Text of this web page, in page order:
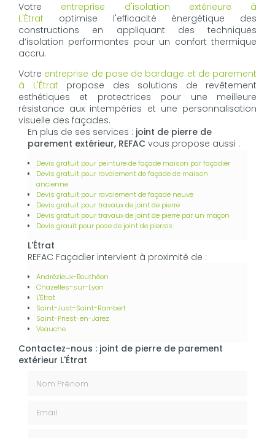
Votre entreprise d'isolation extérieure à
L'Étrat optimise l'efficacité énergétique des
constructions en appliquant des techniques
d’isolation performantes pour un confort thermique
accru.
Votre entreprise de pose de bardage et de parement
à L'Étrat propose des solutions de revêtement
esthétiques et protectrices pour une meilleure
résistance aux intempéries et une personnalisation
visuelle des façades.
En plus de ses services : joint de pierre de
parement extérieur, REFAC vous propose aussi :
Devis gratuit pour peinture de façade maison par façadier
Devis gratuit pour ravalement de façade de maison
ancienne
Devis gratuit pour ravalement de façade neuve
Devis gratuit pour travaux de joint de pierre
Devis gratuit pour travaux de joint de pierre par un maçon
Devis grauit pour pose de joint de pierres
L'Étrat
REFAC Façadier intervient à proximité de :
Andrézieux-Bouthéon
Chazelles-sur-Lyon
L'Étrat
Saint-Just-Saint-Rambert
Saint-Priest-en-Jarez
Veauche
Contactez-nous : joint de pierre de parement
extérieur L'Étrat